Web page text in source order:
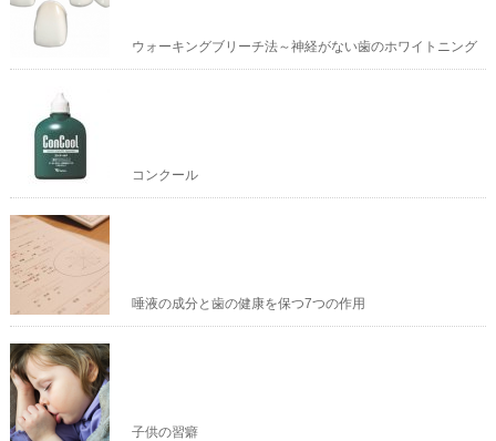
ウォーキングブリーチ法～神経がない歯のホワイトニング
コンクール
唾液の成分と歯の健康を保つ7つの作用
子供の習癖